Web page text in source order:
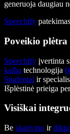
generuoja daugiau
Speechify
Poveikio plėtra
Speechify įvertinta
kalbą technologija
Studentai ir
Išplėstinė prieiga
Visiškai
Be skaitymo ir